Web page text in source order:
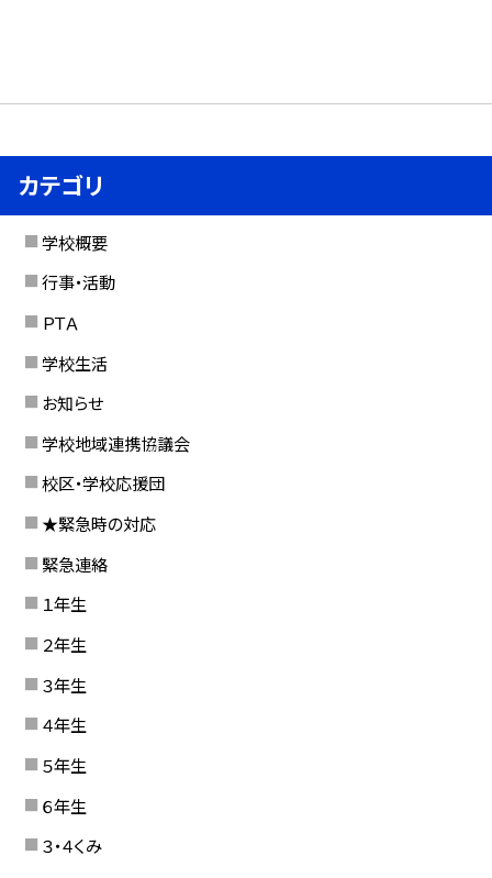
カテゴリ
学校概要
行事・活動
ＰＴＡ
学校生活
お知らせ
学校地域連携協議会
校区・学校応援団
★緊急時の対応
緊急連絡
１年生
２年生
３年生
４年生
５年生
６年生
３・４くみ